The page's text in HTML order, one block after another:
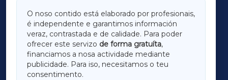
O noso contido está elaborado por profesionais,
é independente e garantimos información
veraz, contrastada e de calidade. Para poder
ofrecer este servizo de forma gratuíta,
financiamos a nosa actividade mediante
publicidade. Para iso, necesitamos o teu
consentimento.
LUGOXA
TERRACHAXA